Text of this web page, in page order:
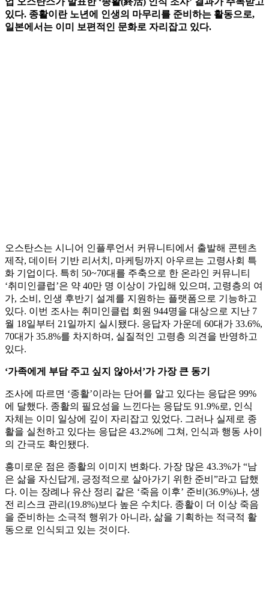
있다. 종활이란 노년에 인생의 마무리를 준비하는 활동으로,
일본에서는 이미 보편적인 문화로 자리잡고 있다.
오스탄스는 시니어 인플루언서 커뮤니티에서 출발해 콘텐츠
제작, 데이터 기반 리서치, 마케팅까지 아우르는 고령사회 특
화 기업이다. 특히 50~70대를 주축으로 한 온라인 커뮤니티
‘취미인클럽’은 약 40만 명 이상이 가입해 있으며, 고령층의 여
가, 소비, 인생 후반기 설계를 지원하는 플랫폼으로 기능하고
있다. 이번 조사는 취미인클럽 회원 944명을 대상으로 지난 7
월 18일부터 21일까지 실시됐다. 응답자 가운데 60대가 33.6%,
70대가 35.8%를 차지하며, 실질적인 고령층 의견을 반영하고
있다.
‘가족에게 부담 주고 싶지 않아서’가 가장 큰 동기
조사에 따르면 ‘종활’이라는 단어를 알고 있다는 응답은 99%
에 달했다. 종활의 필요성을 느낀다는 응답도 91.9%로, 인식
자체는 이미 일상에 깊이 자리잡고 있었다. 그러나 실제로 종
활을 실천하고 있다는 응답은 43.2%에 그쳐, 인식과 행동 사이
의 간극도 확인됐다.
흥미로운 점은 종활의 이미지 변화다. 가장 많은 43.3%가 “남
은 삶을 자신답게, 긍정적으로 살아가기 위한 준비”라고 답했
다. 이는 장례나 유산 정리 같은 ‘죽음 이후’ 준비(36.9%)나, 생
전 리스크 관리(19.8%)보다 높은 수치다. 종활이 더 이상 죽음
을 준비하는 소극적 행위가 아니라, 삶을 기획하는 적극적 활
동으로 인식되고 있는 것이다.